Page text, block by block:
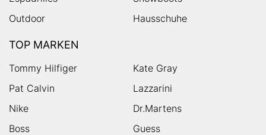
Outdoor
Hausschuhe
TOP MARKEN
Tommy Hilfiger
Kate Gray
Pat Calvin
Lazzarini
Nike
Dr.Martens
Boss
Guess